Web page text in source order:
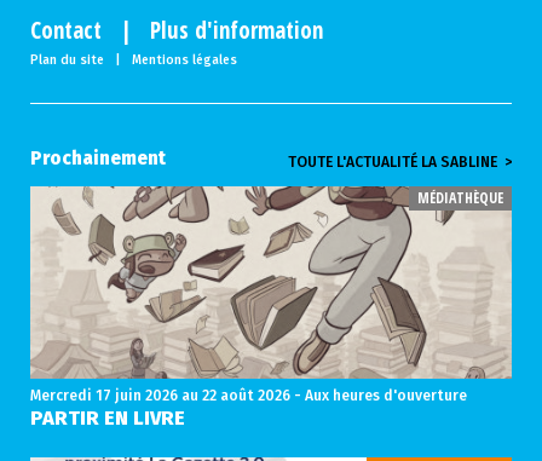
Contact | Plus d'information
Plan du site Mentions légales
Prochainement TOUTE L'ACTUALITÉ LA SABLINE >
MÉDIATHÈQUE
Mercredi 17 juin 2026au 22 août 2026 - Aux heures d'ouverture
PARTIR EN LIVRE